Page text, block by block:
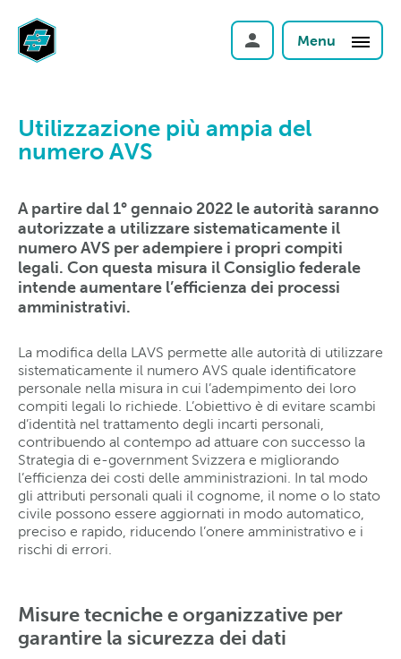
Menu
Utilizzazione più ampia del
numero AVS
A partire dal 1° gennaio 2022 le autorità saranno
autorizzate a utilizzare sistematicamente il
numero AVS per adempiere i propri compiti
legali. Con questa misura il Consiglio federale
intende aumentare l’efficienza dei processi
amministrativi.
La modifica della LAVS permette alle autorità di utilizzare
sistematicamente il numero AVS quale identificatore
personale nella misura in cui l’adempimento dei loro
compiti legali lo richiede. L’obiettivo è di evitare scambi
d’identità nel trattamento degli incarti personali,
contribuendo al contempo ad attuare con successo la
Strategia di e-government Svizzera e migliorando
l’efficienza dei costi delle amministrazioni. In tal modo
gli attributi personali quali il cognome, il nome o lo stato
civile possono essere aggiornati in modo automatico,
preciso e rapido, riducendo l’onere amministrativo e i
rischi di errori.
Misure tecniche e organizzative per
garantire la sicurezza dei dati